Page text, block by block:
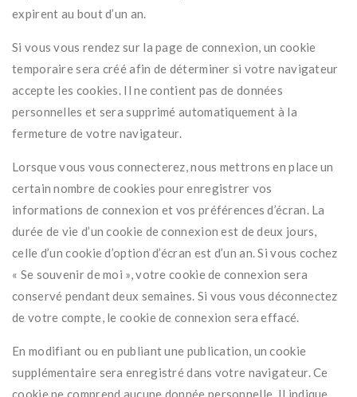
expirent au bout d’un an.
Si vous vous rendez sur la page de connexion, un cookie
temporaire sera créé afin de déterminer si votre navigateur
accepte les cookies. Il ne contient pas de données
personnelles et sera supprimé automatiquement à la
fermeture de votre navigateur.
Lorsque vous vous connecterez, nous mettrons en place un
certain nombre de cookies pour enregistrer vos
informations de connexion et vos préférences d’écran. La
durée de vie d’un cookie de connexion est de deux jours,
celle d’un cookie d’option d’écran est d’un an. Si vous cochez
« Se souvenir de moi », votre cookie de connexion sera
conservé pendant deux semaines. Si vous vous déconnectez
de votre compte, le cookie de connexion sera effacé.
En modifiant ou en publiant une publication, un cookie
supplémentaire sera enregistré dans votre navigateur. Ce
cookie ne comprend aucune donnée personnelle. Il indique